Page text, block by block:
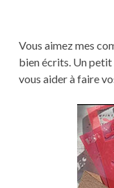
Vous aimez mes
bien écrits. Un
vous aider à faire